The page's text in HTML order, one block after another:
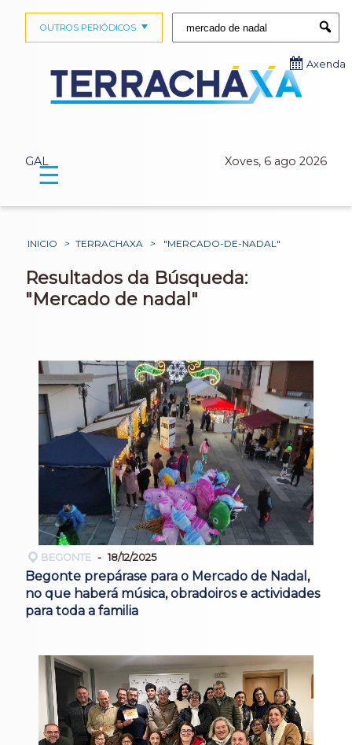
GAL Xoves, 6 ago 2026
OUTROS PERIÓDICOS
Axenda
☰
INICIO > TERRACHAXA > "MERCADO-DE-NADAL"
Resultados da Búsqueda:
"Mercado de nadal"
BEGONTE 18/12/2025
Begonte prepárase para o Mercado de Nadal,
no que haberá música, obradoiros e actividades
para toda a familia